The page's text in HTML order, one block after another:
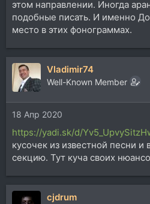
этом направлении. Иногда
подобные писать. И именно
место в этих фонограммах.
Vladimir74
Well-Known Member
18 Апр 2020
https://yadi.sk/d/
кусочек из известной песни и
секцию. Тут куча своих
cjdrum